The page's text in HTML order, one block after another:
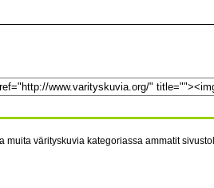
muita värityskuvia kategoriassa ammatit